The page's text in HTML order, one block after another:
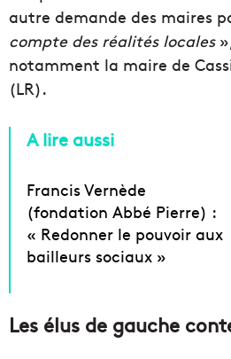
autre demande des maires
compte des réalités locales
notamment la maire de
(LR).
A lire aussi
Francis Vernède
(fondation Abbé Pierre) :
« Redonner le pouvoir aux
bailleurs sociaux »
Les élus de gauche